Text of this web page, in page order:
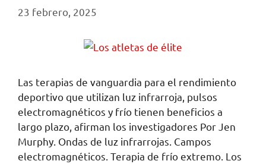
23 febrero, 2025
Las terapias de vanguardia para el rendimiento
deportivo que utilizan luz infrarroja, pulsos
electromagnéticos y frío tienen beneficios a
largo plazo, afirman los investigadores Por Jen
Murphy. Ondas de luz infrarrojas. Campos
electromagnéticos. Terapia de frío extremo. Los